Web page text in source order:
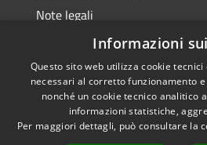
Note legali
Dichiarazione di accessibilità
RSS
Accessibilità
Informazioni
Questo sito web utilizza cookie
necessari al corretto funzionamento
nonché un cookie tecnico analitico
informazioni statistiche,
Per maggiori dettagli, può consultare la